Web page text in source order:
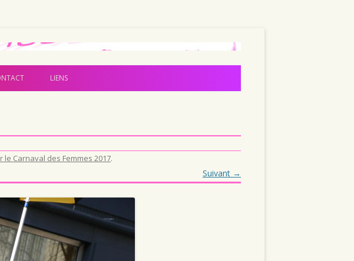
principal
LIENS
Carnaval des Femmes 2017.
Suivant →